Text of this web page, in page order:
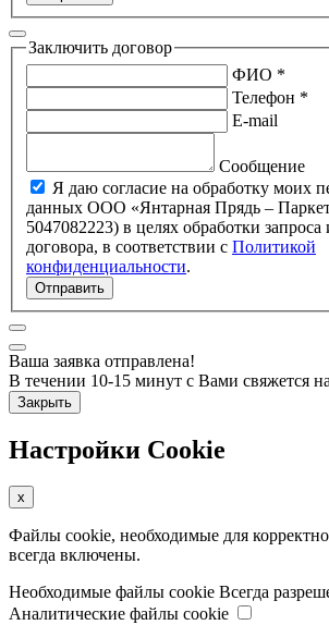
Заключить договор
ФИО *
Телефон *
E-mail
Сообщение
Я даю согласие на обработку моих
данных ООО «Янтарная Прядь –
5047082223) в целях обработки запроса и заключение
договора, в соответствии с Политикой
конфиденциальности.
Отправить
Ваша заявка отправлена!
В течении 10-15 минут с Вами свяжется
Закрыть
Настройки Cookie
x
Файлы cookie, необходимые для
всегда включены.
Необходимые файлы cookie Всегда
Аналитические файлы cookie